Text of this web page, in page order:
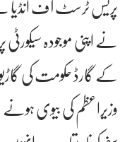
نے اپنی موجودہ
کے گارڈ حکومت کی
وزیراعظم کی بیوی